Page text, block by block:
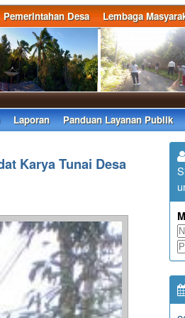
Pemerintahan Desa Lembaga
Laporan Panduan Layanan Publik
Karya Tunai Desa